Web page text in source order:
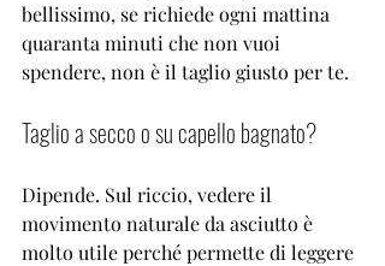
bellissimo, se richiede ogni mattina
quaranta minuti che non vuoi
spendere, non è il taglio giusto per te.
Taglio a secco o su capello bagnato?
Dipende. Sul riccio, vedere il
movimento naturale da asciutto è
molto utile perché permette di leggere